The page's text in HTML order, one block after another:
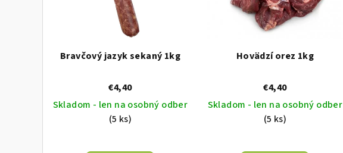
r
d
p
o
Bravčový jazyk sekaný 1kg
€4,40
Skladom - len na osobný odber
(5 ks)
Hovädzí orez 1kg
€4,40
Skladom - len na osobný odber
(5 ks)